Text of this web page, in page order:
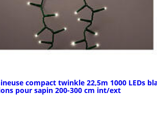
compact twinkle 22,5m 1000 LEDs
pour sapin 200-300 cm int/ext